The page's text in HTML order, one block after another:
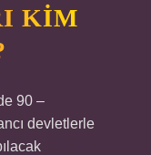
KIM
90 –
devletlerle